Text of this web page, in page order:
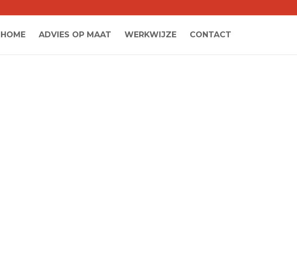
HOME ADVIES OP MAAT WERKWIJZE CONTACT